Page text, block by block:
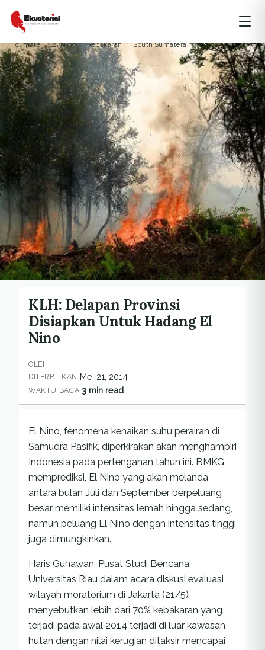
HUTAN PERUBAHAN IKLIM
climate El Nino kebakaran South Sumatera
KLH: Delapan Provinsi
Disiapkan Untuk Hadang El
Nino
OLEH
DITERBITKAN Mei 21, 2014
WAKTU BACA 3 min read
El Nino, fenomena kenaikan suhu perairan di
Samudra Pasifik, diperkirakan akan menghampiri
Indonesia pada pertengahan tahun ini. BMKG
memprediksi, El Nino yang akan melanda
antara bulan Juli dan September berpeluang
besar memiliki intensitas lemah hingga sedang,
namun peluang El Nino dengan intensitas tinggi
juga dimungkinkan.
Haris Gunawan, Pusat Studi Bencana
Universitas Riau dalam acara diskusi evaluasi
wilayah moratorium di Jakarta (21/5)
menyebutkan lebih dari 70% kebakaran yang
terjadi pada awal 2014 terjadi di luar kawasan
hutan dengan nilai kerugian ditaksir mencapai